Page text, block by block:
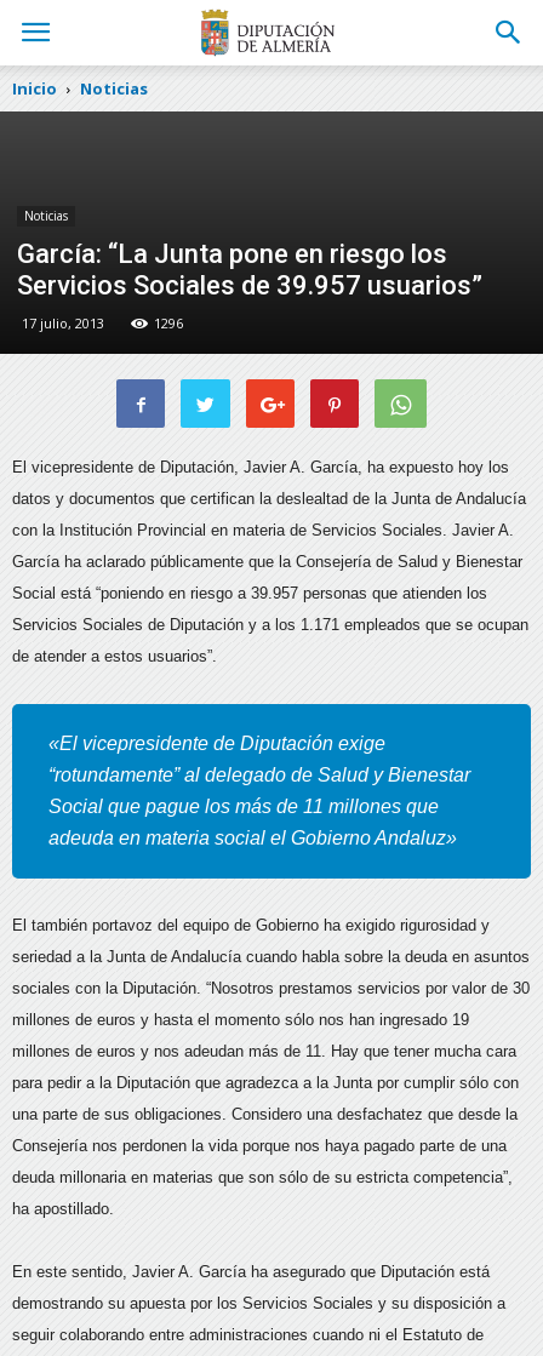
Inicio Noticias
Noticias
García: “La Junta pone en riesgo los
Servicios Sociales de 39.957 usuarios”
17 julio, 2013 1296
El vicepresidente de Diputación, Javier A. García, ha expuesto hoy los
datos y documentos que certifican la deslealtad de la Junta de Andalucía
con la Institución Provincial en materia de Servicios Sociales. Javier A.
García ha aclarado públicamente que la Consejería de Salud y Bienestar
Social está “poniendo en riesgo a 39.957 personas que atienden los
Servicios Sociales de Diputación y a los 1.171 empleados que se ocupan
de atender a estos usuarios”.
«El vicepresidente de Diputación exige
“rotundamente” al delegado de Salud y Bienestar
Social que pague los más de 11 millones que
adeuda en materia social el Gobierno Andaluz»
El también portavoz del equipo de Gobierno ha exigido rigurosidad y
seriedad a la Junta de Andalucía cuando habla sobre la deuda en asuntos
sociales con la Diputación. “Nosotros prestamos servicios por valor de 30
millones de euros y hasta el momento sólo nos han ingresado 19
millones de euros y nos adeudan más de 11. Hay que tener mucha cara
para pedir a la Diputación que agradezca a la Junta por cumplir sólo con
una parte de sus obligaciones. Considero una desfachatez que desde la
Consejería nos perdonen la vida porque nos haya pagado parte de una
deuda millonaria en materias que son sólo de su estricta competencia”,
ha apostillado.
En este sentido, Javier A. García ha asegurado que Diputación está
demostrando su apuesta por los Servicios Sociales y su disposición a
seguir colaborando entre administraciones cuando ni el Estatuto de